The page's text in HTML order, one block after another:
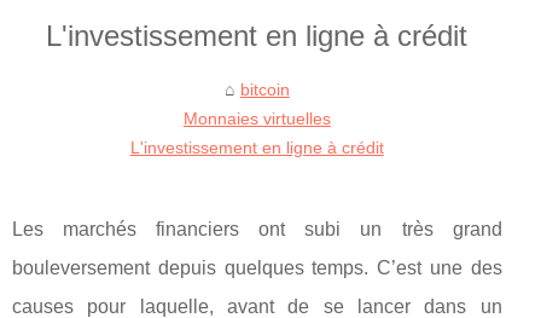
L'investissement en ligne à crédit
bitcoin
Monnaies virtuelles
L'investissement en ligne à crédit
Les marchés financiers ont subi un très grand
bouleversement depuis quelques temps. C’est une des
causes pour laquelle, avant de se lancer dans un